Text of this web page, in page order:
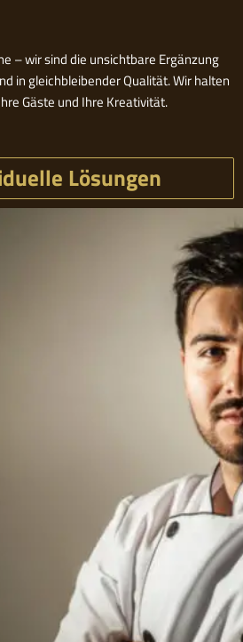
– wir sind die unsichtbare Ergänzung
in gleichbleibender Qualität. Wir halten
Gäste und Ihre Kreativität.
Lösungen